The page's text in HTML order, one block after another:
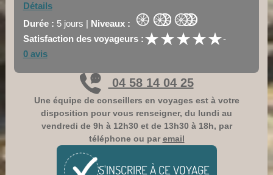
Détails
Durée : 5 jours | Niveaux :
Satisfaction des voyageurs :★
★★
★★
★★
★★
★-
0 avis
04 58 14 04 25
Une équipe de conseillers en voyages est à votre
disposition pour vous renseigner, du lundi au
vendredi de 9h à 12h30 et de 13h30 à 18h, par
téléphone ou paremail
S'INSCRIRE À CEVOYAGE